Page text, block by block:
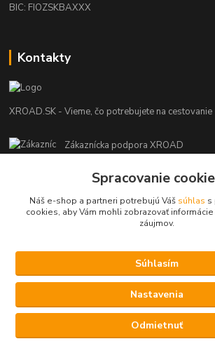
BIC: FIOZSKBAXXX
Kontakty
XROAD.SK - Vieme, čo potrebujete na cestovanie
Zákaznícka podpora XROAD
+421 948 013 566
Po-Pi (08:00-16:00), So (11:00-14:00)
info@xroad.sk
Nastavenia cookies.
Copyright © 2021 XROAD.SK
Vytvorené na
Eshop-
Spracovanie
Náš e-shop a partneri potrebujú Váš súhlas s
cookies, aby Vám mohli zobrazovať informácie
záujmov.
Nastavenia
Súhlasím